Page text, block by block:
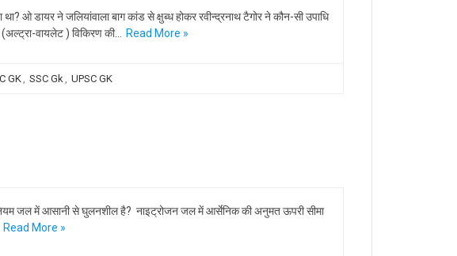
ओ डायर ने जलियांवाला बाग कांड से क्षुब्ध होकर रवीन्द्रनाथ टैगोर ने कौन-सी उपाधि
वायलेट ) विकिरण की…
Read More »
GK, SSC Gk, UPSC GK
जल में आसानी से घुलनशील है? नाइट्रोजन जल में आर्सेनिक की अनुमत ऊपरी सीमा
Read More »